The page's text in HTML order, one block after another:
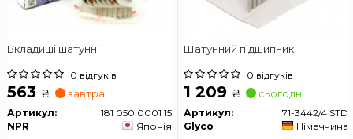
Вкладиші шатунні
0 відгуків
563 ₴ завтра
Артикул:
181 050 0001 15
NPR
Японія
Шатунний підшипник
0 відгуків
1 209 ₴ сьогодні
Артикул:
71-3442/4 STD
Glyco
Німеччина